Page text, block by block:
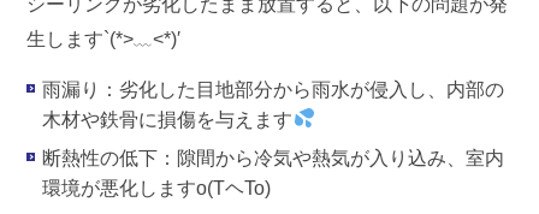
生します`(*>﹏<*)′
雨漏り
：劣化した目地部分から雨水が侵入し、内部の
木材や鉄骨に損傷を与えます
断熱性の低下 ：隙間から冷気や熱気が入り込み、室内
環境が悪化しますo(TヘTo)